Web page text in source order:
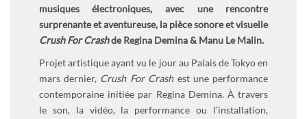
musiques électroniques, avec une rencontre
surprenante et aventureuse, la pièce sonore et visuelle
Crush For CrashdeRegina Demina& Manu Le Malin.
Projet artistique ayant vu le jour au Palais de Tokyo en
mars dernier, Crush For Crashest une performance
contemporaine initiée par Regina Demina. À travers
le son, la vidéo, la performance ou l’installation,